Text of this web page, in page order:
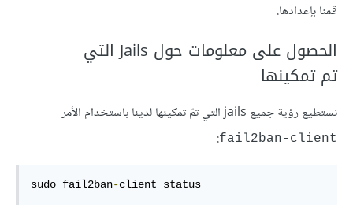
قمنا بإعدادها.
الحصول على معلومات حول Jails التي
تم تمكينها
نستطيع رؤية جميع jails التي تمّ تمكينها لدينا باستخدام الأمر
fail2ban-client
:
sudo fail2ban-client status